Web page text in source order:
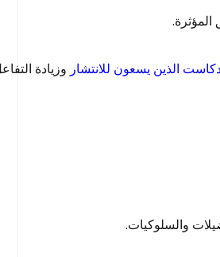
الذين يسعون للانتشار وزيادة
والسلوكيات.